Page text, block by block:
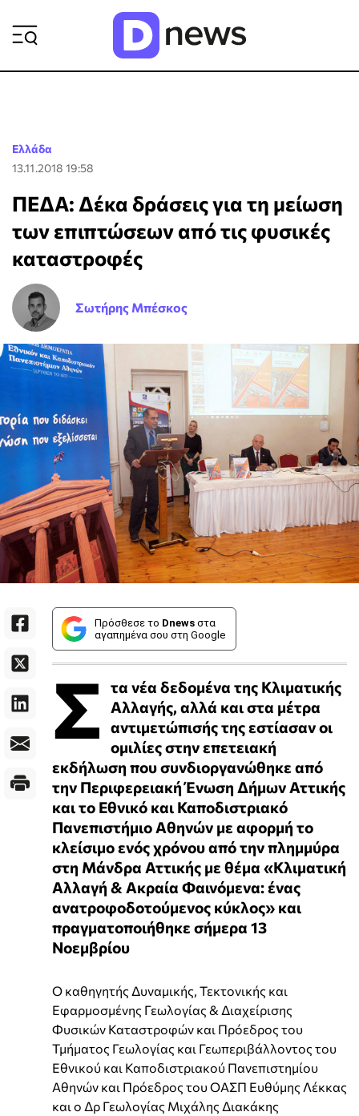
Ελλάδα
13.11.2018 19:58
ΠΕΔΑ: Δέκα δράσεις για τη μείωση
των επιπτώσεων από τις φυσικές
καταστροφές
Σωτήρης Μπέσκος
Πρόσθεσε το Dnews στα
αγαπημένα σου στη Google
Σ τα νέα δεδομένα της Κλιματικής
Αλλαγής, αλλά και στα μέτρα
αντιμετώπισής της εστίασαν οι
ομιλίες στην επετειακή
εκδήλωση που συνδιοργανώθηκε από
την Περιφερειακή Ένωση Δήμων Αττικής
και το Εθνικό και Καποδιστριακό
Πανεπιστήμιο Αθηνών με αφορμή το
κλείσιμο ενός χρόνου από την πλημμύρα
στη Μάνδρα Αττικής με θέμα «Κλιματική
Αλλαγή & Ακραία Φαινόμενα: ένας
ανατροφοδοτούμενος κύκλος» και
πραγματοποιήθηκε σήμερα 13
Νοεμβρίου
Ο καθηγητής Δυναμικής, Τεκτονικής και
Εφαρμοσμένης Γεωλογίας & Διαχείρισης
Φυσικών Καταστροφών και Πρόεδρος του
Τμήματος Γεωλογίας και Γεωπεριβάλλοντος του
Εθνικού και Καποδιστριακού Πανεπιστημίου
Αθηνών και Πρόεδρος του ΟΑΣΠ Ευθύμης Λέκκας
και ο Δρ Γεωλογίας Μιχάλης Διακάκης